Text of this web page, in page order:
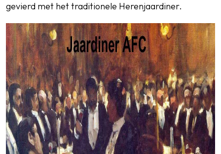
gevierd met het traditionele Herenjaardiner.